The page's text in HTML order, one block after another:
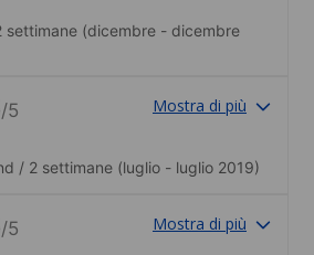
settimane (dicembre - dicembre
/5 Mostra di più
/ 2 settimane (luglio - luglio 2019)
/5 Mostra di più